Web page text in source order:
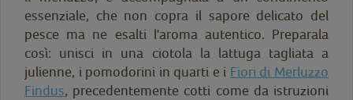
essenziale, che non copra il sapore delicato del
pesce ma ne esalti l'aroma autentico. Preparala
così: unisci in una ciotola la lattuga tagliata a
julienne, i pomodorini in quarti e i Fiori di Merluzzo
Findus, precedentemente cotti come da istruzioni